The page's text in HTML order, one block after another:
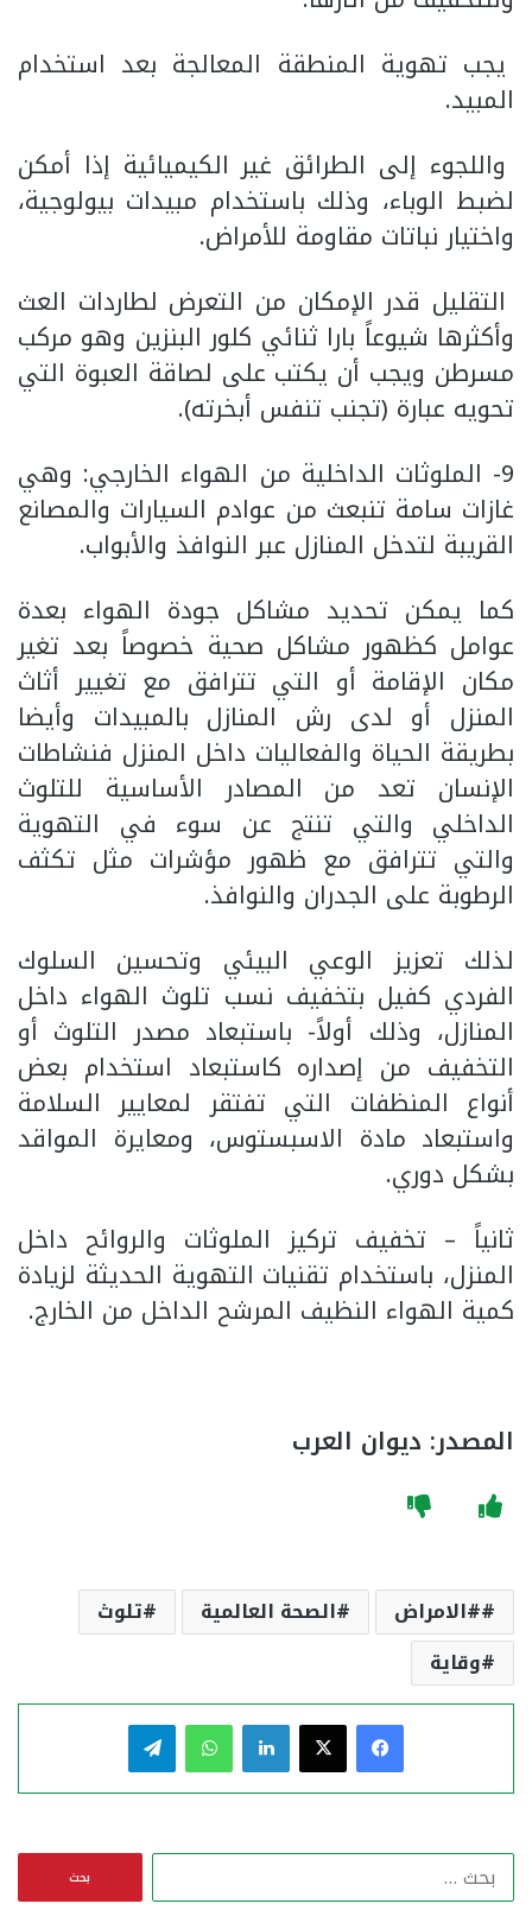
يجب تهوية المنطقة المعالجة بعد استخدام
المبيد.
واللجوء إلى الطرائق غير الكيميائية إذا أمكن
لضبط الوباء، وذلك باستخدام مبيدات بيولوجية،
واختيار نباتات مقاومة للأمراض.
التقليل قدر الإمكان من التعرض لطاردات العث
وأكثرها شيوعاً بارا ثنائي كلور البنزين وهو مركب
مسرطن ويجب أن يكتب على لصاقة العبوة التي
تحويه عبارة (تجنب تنفس أبخرته).
9- الملوثات الداخلية من الهواء الخارجي: وهي
غازات سامة تنبعث من عوادم السيارات والمصانع
القريبة لتدخل المنازل عبر النوافذ والأبواب.
كما يمكن تحديد مشاكل جودة الهواء بعدة
عوامل كظهور مشاكل صحية خصوصاً بعد تغير
مكان الإقامة أو التي تترافق مع تغيير أثاث
المنزل أو لدى رش المنازل بالمبيدات وأيضا
بطريقة الحياة والفعاليات داخل المنزل فنشاطات
الإنسان تعد من المصادر الأساسية للتلوث
الداخلي والتي تنتج عن سوء في التهوية
والتي تترافق مع ظهور مؤشرات مثل تكثف
الرطوبة على الجدران والنوافذ.
لذلك تعزيز الوعي البيئي وتحسين السلوك
الفردي كفيل بتخفيف نسب تلوث الهواء داخل
المنازل، وذلك أولاً- باستبعاد مصدر التلوث أو
التخفيف من إصداره كاستبعاد استخدام بعض
أنواع المنظفات التي تفتقر لمعايير السلامة
واستبعاد مادة الاسبستوس، ومعايرة المواقد
بشكل دوري.
ثانياً – تخفيف تركيز الملوثات والروائح داخل
المنزل، باستخدام تقنيات التهوية الحديثة لزيادة
كمية الهواء النظيف المرشح الداخل من الخارج.
المصدر: ديوان العرب
#الامراض الصحة العالمية
تلوث
وقاية
فيسبوك لينكدإن واتساب